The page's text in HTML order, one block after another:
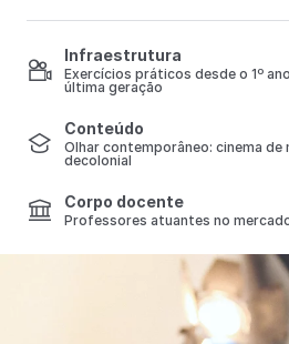
Infraestrutura
Exercícios práticos desde o 1º
última geração
Conteúdo
Olhar contemporâneo: cinema de
decolonial
Corpo docente
Professores atuantes no